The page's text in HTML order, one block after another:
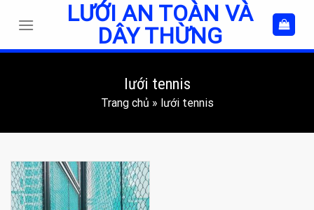
LƯỚI AN TOÀN VÀ
DÂY THỪNG
lưới tennis
Trang chủ » lưới tennis